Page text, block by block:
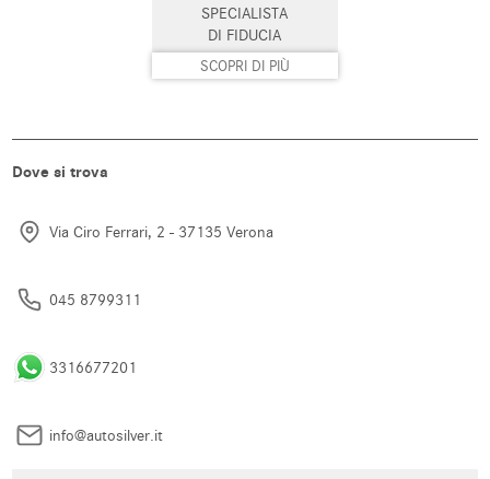
Sistema di parcheggio automatico Specchietti laterali elettrici
Supporto lombare
Tettuccio apribile
Trazione integrale
Volante in pelle
SPECIALISTA
DI FIDUCIA
SCOPRI DI PIÙ
Dove si trova
Via Ciro Ferrari, 2 - 37135 Verona
045 8799311
3316677201
info@autosilver.it